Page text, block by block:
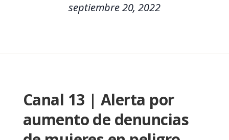
septiembre 20, 2022
Canal 13 | Alerta por
aumento de denuncias